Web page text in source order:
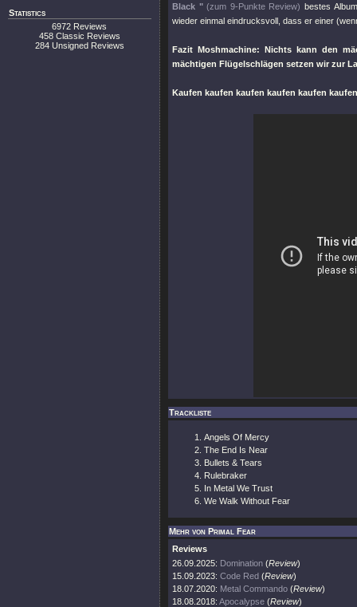
Statistics
6972 Reviews
458 Classic Reviews
284 Unsigned Reviews
Black " (zum 9-Punkte Review) bestes
wieder einmal eindrucksvoll, dass er einer
Fazit Moshmachine: Nichts kann den
mächtigen Flügelschlägen setzen wir zur
Kaufen kaufen kaufen kaufen kaufen
Trackliste
Angels Of Mercy
The End Is Near
Bullets & Tears
Rulebraker
In Metal We Trust
We Walk Without Fear
Mehr von Primal Fear
Reviews
26.09.2025: Domination (Review)
15.09.2023: Code Red (Review)
18.07.2020: Metal Commando (Review)
18.08.2018: Apocalypse (Review)